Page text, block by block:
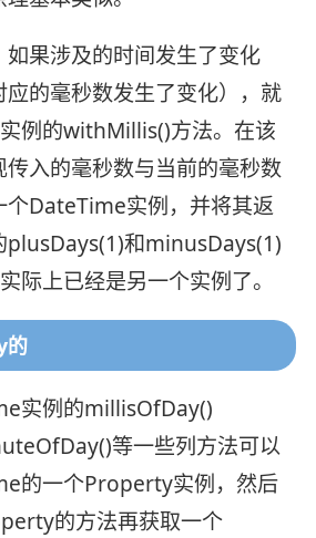
果涉及的时间发生了变化
应的毫秒数发生了变化），就
例的withMillis()方法。在该
入的毫秒数与当前的毫秒数
个DateTime实例，并将其返
plusDays(1)和minusDays(1)
际上已经是另一个实例了。
的
实例的millisOfDay()
等一些列方法可以
的一个Property实例，然后
的方法再获取一个